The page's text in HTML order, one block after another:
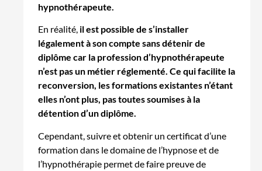
hypnothérapeute.
En réalité, il est possible de s’installer
légalement à son compte sans détenir de
diplôme car la profession d’hypnothérapeute
n’est pas un métier réglementé. Ce qui facilite la
reconversion, les formations existantes n’étant
elles n’ont plus, pas toutes soumises à la
détention d’un diplôme.
Cependant, suivre et obtenir un certificat d’une
formation dans le domaine de l’hypnose et de
l’hypnothérapie permet de faire preuve de